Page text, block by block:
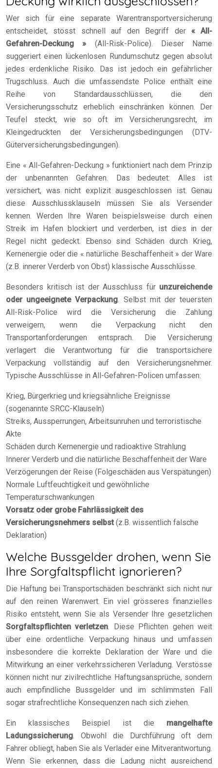
Wer sich für eine separate Warentransportversicherung
entscheidet, stösst schnell auf den Begriff der « All-
Gefahren-Deckung » (All-Risk-Police). Dieser Name
suggeriert einen lückenlosen Rundumschutz gegen absolut
jedes erdenkliche Risiko. Das ist jedoch ein gefährlicher
Trugschluss. Auch die umfassendste Police enthält eine
Reihe von Standardausschlüssen, die den
Versicherungsschutz erheblich einschränken können. Der
Teufel steckt, wie so oft im Versicherungsrecht, im
Kleingedruckten der Versicherungsbedingungen (DTV-
Güterversicherungsbedingungen).
Eine « All-Gefahren-Deckung » funktioniert nach dem Prinzip
der unbenannten Gefahren. Das bedeutet: Alles ist
versichert, was nicht explizit ausgeschlossen ist. Genau
diese Ausschlussklauseln müssen Sie als Versender
kennen. Werden Ihre Waren beispielsweise durch einen
Streik im Hafen blockiert und verderben, ist dies in der
Regel nicht gedeckt. Ebenso sind Schäden durch Krieg,
Kernenergie oder die « natürliche Beschaffenheit » der Ware
(z.B. innerer Verderb von Obst) klassische Ausschlüsse.
Besonders kritisch ist der Ausschluss für unzureichende
oder ungeeignete Verpackung. Selbst mit der teuersten
All-Risk-Police wird die Versicherung die Zahlung
verweigern, wenn die Verpackung nicht den
Transportanforderungen entsprach. Die Versicherung
verlagert die Verantwortung für die transportsichere
Verpackung vollständig auf den Versicherungsnehmer.
Typische Ausschlüsse in All-Gefahren-Policen umfassen:
Krieg, Bürgerkrieg und kriegsähnliche Ereignisse
(sogenannte SRCC-Klauseln)
Streiks, Aussperrungen, Arbeitsunruhen und terroristische
Akte
Schäden durch Kernenergie und radioaktive Strahlung
Innerer Verderb und die natürliche Beschaffenheit der Ware
Verzögerungen der Reise (Folgeschäden aus Verspätungen)
Normale Luftfeuchtigkeit und gewöhnliche
Temperaturschwankungen
Vorsatz oder grobe Fahrlässigkeit des
Versicherungsnehmers selbst (z.B. wissentlich falsche
Deklaration)
Welche Bussgelder drohen, wenn Sie
Ihre Sorgfaltspflicht ignorieren?
Die Haftung bei Transportschäden beschränkt sich nicht nur
auf den reinen Warenwert. Ein viel grösseres finanzielles
Risiko entsteht, wenn Sie als Versender Ihre gesetzlichen
Sorgfaltspflichten verletzen. Diese Pflichten gehen weit
über eine ordentliche Verpackung hinaus und umfassen
insbesondere die korrekte Deklaration der Ware und die
Mitwirkung an einer verkehrssicheren Verladung. Verstösse
können nicht nur zivilrechtliche Haftungsansprüche, sondern
auch empfindliche Bussgelder und im schlimmsten Fall
sogar strafrechtliche Konsequenzen nach sich ziehen.
Ein klassisches Beispiel ist die mangelhafte
Ladungssicherung. Obwohl die Durchführung oft dem
Fahrer obliegt, haben Sie als Verlader eine Mitverantwortung.
Wenn Sie erkennen, dass die Ladung nicht ausreichend